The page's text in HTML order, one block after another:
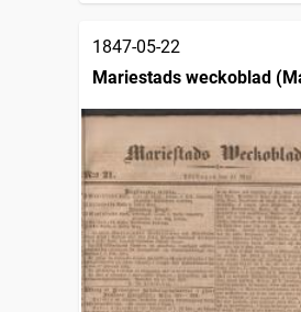
1847-05-22
Mariestads weckoblad
1834)